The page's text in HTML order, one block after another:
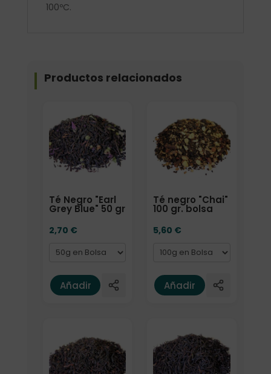
100ºC.
Productos relacionados
Té Negro "Earl
Grey Blue" 50 gr
2,70 €
Formato
Añadir
Té negro "Chai"
100 gr. bolsa
5,60 €
Añadir
Formato